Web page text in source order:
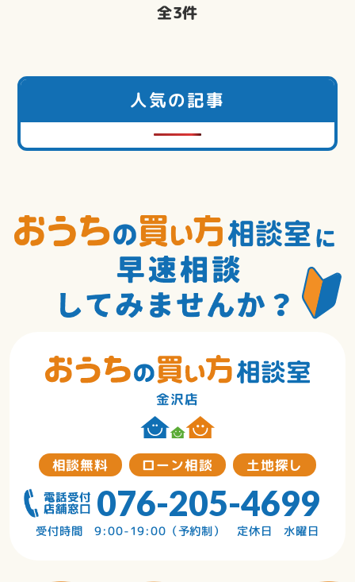
全3件
人気の記事
金沢店
相談無料 ローン相談 土地探し
076-205-4699
受付時間 9:00-19:00（予約制） 定休日 水曜日